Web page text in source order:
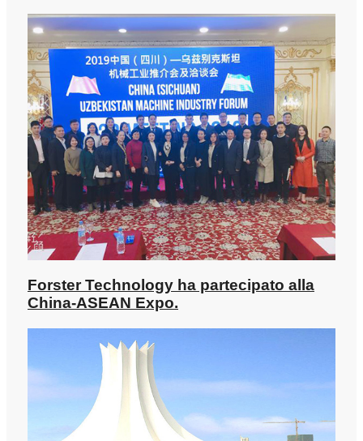
Forster Technology ha partecipato alla
China-ASEAN Expo.